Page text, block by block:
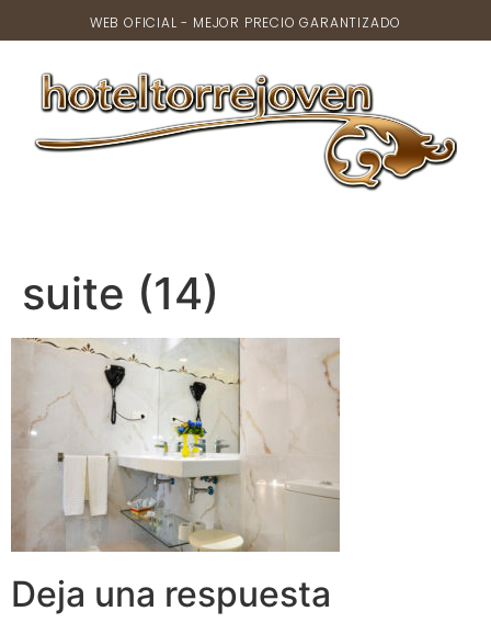
WEB OFICIAL - MEJOR PRECIO GARANTIZADO
suite (14)
Deja una respuesta